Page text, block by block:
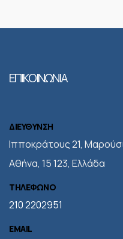
ΕΠΙΚΟΙΝΩΝΙΑ
ΔΙΕΥΘΥΝΣΗ
Iπποκράτους 21,
Αθήνα, 15 123, Ελλάδα
ΤΗΛΕΦΩΝΟ
210 2202951
EMAIL